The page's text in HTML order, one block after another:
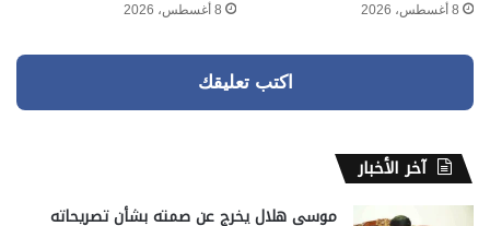
8 أغسطس، 2026 8 أغسطس، 2026
اكتب تعليقك
آخر الأخبار
موسى هلال يخرج عن صمته بشأن تصريحاته